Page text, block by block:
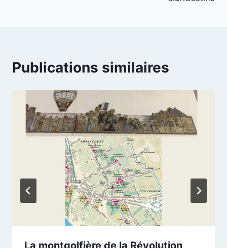
Publications similaires
La montgolfière de la Révolution